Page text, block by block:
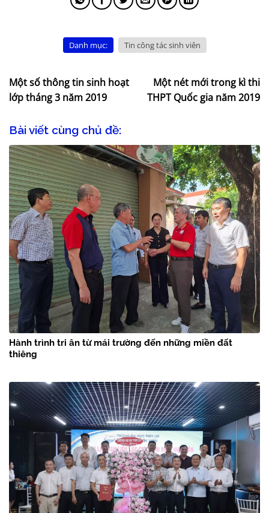
Danh mục: Tin công tác sinh viên
Một số thông tin sinh hoạt
lớp tháng 3 năm 2019
Một nét mới trong kì thi
THPT Quốc gia năm 2019
Bài viết cùng chủ đề:
Hành trình tri ân từ mái trường đến những miền đất
thiêng